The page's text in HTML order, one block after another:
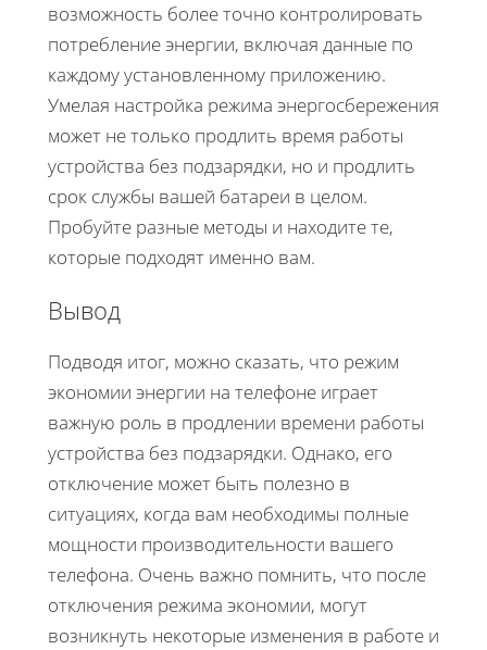
возможность более точно контролировать
потребление энергии, включая данные по
каждому установленному приложению.
Умелая настройка режима энергосбережения
может не только продлить время работы
устройства без подзарядки, но и продлить
срок службы вашей батареи в целом.
Пробуйте разные методы и находите те,
которые подходят именно вам.
Вывод
Подводя итог, можно сказать, что режим
экономии энергии на телефоне играет
важную роль в продлении времени работы
устройства без подзарядки. Однако, его
отключение может быть полезно в
ситуациях, когда вам необходимы полные
мощности производительности вашего
телефона. Очень важно помнить, что после
отключения режима экономии, могут
возникнуть некоторые изменения в работе и